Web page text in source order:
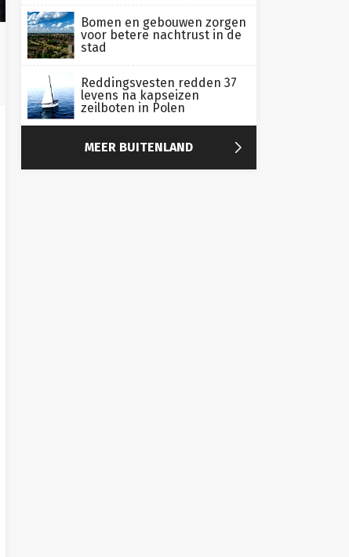
Bomen en gebouwen zorgen
voor betere nachtrust in de
stad
Reddingsvesten redden 37
levens na kapseizen
zeilboten in Polen
MEER BUITENLAND 